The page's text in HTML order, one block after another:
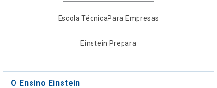
Escola TécnicaPara Empresas
Einstein Prepara
O Ensino Einstein